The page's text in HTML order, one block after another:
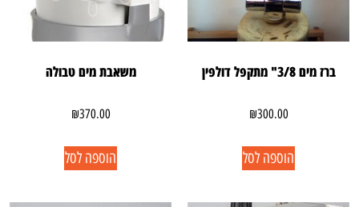
ברז מים 3/8" מתקפל דולפין
₪300.00
הוספה לסל
משאבת מים טבולה
₪370.00
הוספה לסל